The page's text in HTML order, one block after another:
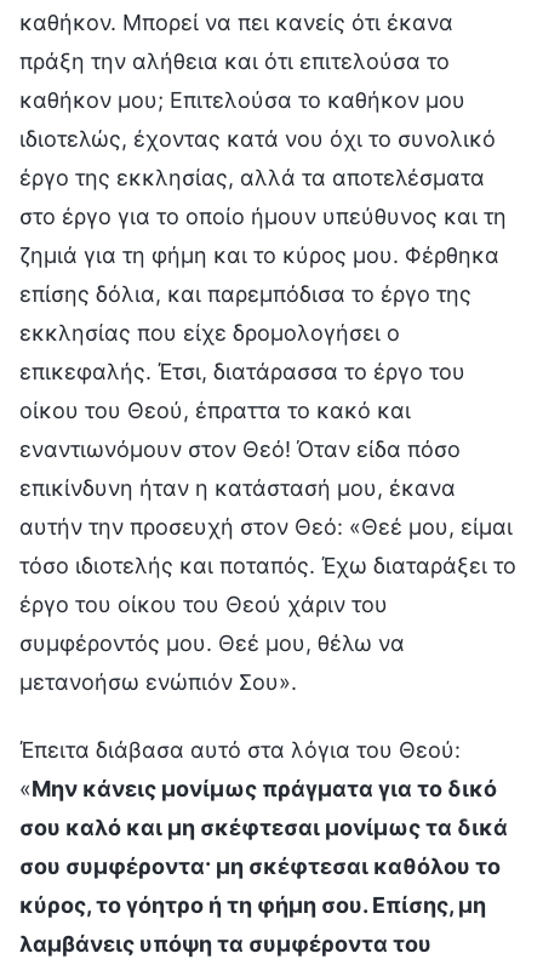
καθήκον. Μπορεί να πει κανείς ότι έκανα
πράξη την αλήθεια και ότι επιτελούσα το
καθήκον μου; Επιτελούσα το καθήκον μου
ιδιοτελώς, έχοντας κατά νου όχι το συνολικό
έργο της εκκλησίας, αλλά τα αποτελέσματα
στο έργο για το οποίο ήμουν υπεύθυνος και τη
ζημιά για τη φήμη και το κύρος μου. Φέρθηκα
επίσης δόλια, και παρεμπόδισα το έργο της
εκκλησίας που είχε δρομολογήσει ο
επικεφαλής. Έτσι, διατάρασσα το έργο του
οίκου του Θεού, έπραττα το κακό και
εναντιωνόμουν στον Θεό! Όταν είδα πόσο
επικίνδυνη ήταν η κατάστασή μου, έκανα
αυτήν την προσευχή στον Θεό: «Θεέ μου, είμαι
τόσο ιδιοτελής και ποταπός. Έχω διαταράξει το
έργο του οίκου του Θεού χάριν του
συμφέροντός μου. Θεέ μου, θέλω να
μετανοήσω ενώπιόν Σου».
Έπειτα διάβασα αυτό στα λόγια του Θεού:
«Μην κάνεις μονίμως πράγματα για το δικό
σου καλό και μη σκέφτεσαι μονίμως τα δικά
σου συμφέροντα· μη σκέφτεσαι καθόλου το
κύρος, το γόητρο ή τη φήμη σου. Επίσης, μη
λαμβάνεις υπόψη τα συμφέροντα του